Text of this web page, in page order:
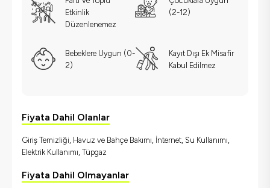
Etkinlik
Düzenlenemez
(2-12)
Bebeklere Uygun (0-
2)
Kayıt Dışı Ek Misafir
Kabul Edilmez
Fiyata Dahil Olanlar
Giriş Temizliği, Havuz ve Bahçe Bakımı, İnternet, Su Kullanımı,
Elektrik Kullanımı, Tüpgaz
Fiyata Dahil Olmayanlar